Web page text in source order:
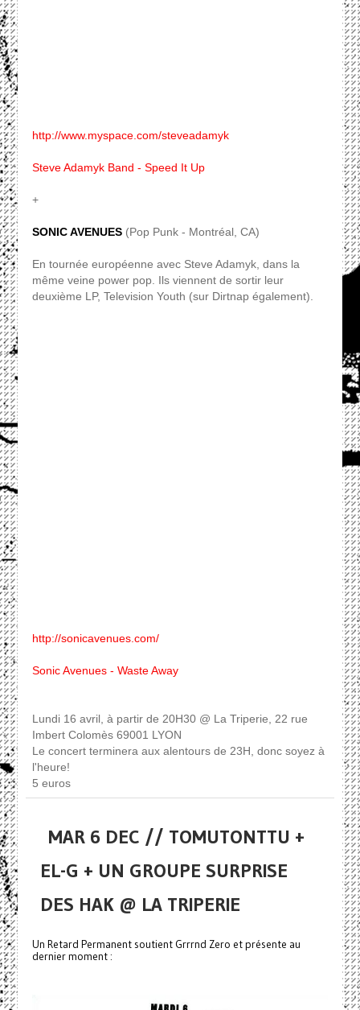
http://www.myspace.com/steveadamyk
Steve Adamyk Band - Speed It Up
+
SONIC AVENUES(Pop Punk - Montréal, CA)
En tournée européenne avec Steve Adamyk, dans la
même veine power pop. Ils viennent de sortir leur
deuxième LP, Television Youth (sur Dirtnap également).
http://sonicavenues.com/
Sonic Avenues - Waste Away
Lundi 16 avril, à partir de 20H30 @ La Triperie, 22 rue
Imbert Colomès 69001 LYON
Le concert terminera aux alentours de 23H, donc soyez à
l'heure!
5 euros
MAR 6 DEC // TOMUTONTTU +
EL-G + UN GROUPE SURPRISE
DES HAK @ LA TRIPERIE
Un Retard Permanent soutient Grrrnd Zero et présente au
dernier moment :